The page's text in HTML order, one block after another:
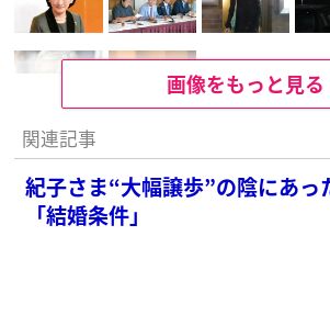
画像をもっと見る
関連記事
紀子さま“大幅譲歩”の陰にあっ
「結婚条件」